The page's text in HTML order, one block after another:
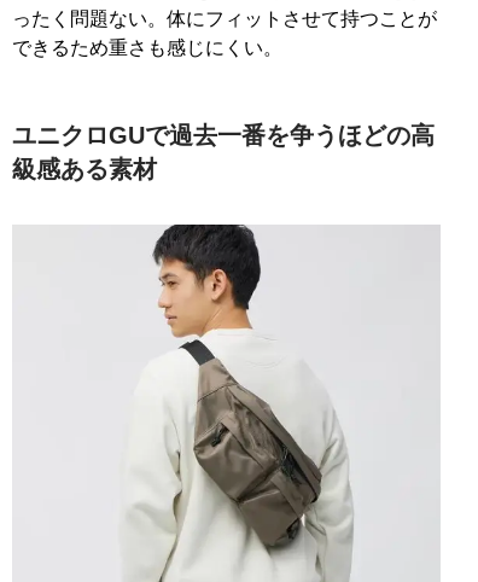
ったく問題ない。体にフィットさせて持つことが
できるため重さも感じにくい。
ユニクロGUで過去一番を争うほどの高
級感ある素材